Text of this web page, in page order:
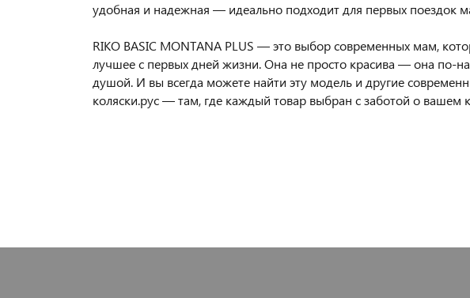
удобная и надежная — идеально подходит для первых поездок
RIKO BASIC MONTANA PLUS — это выбор современных мам,
лучшее с первых дней жизни. Она не просто красива — она по-
душой. И вы всегда можете найти эту модель и другие
коляски.рус — там, где каждый товар выбран с заботой о вашем